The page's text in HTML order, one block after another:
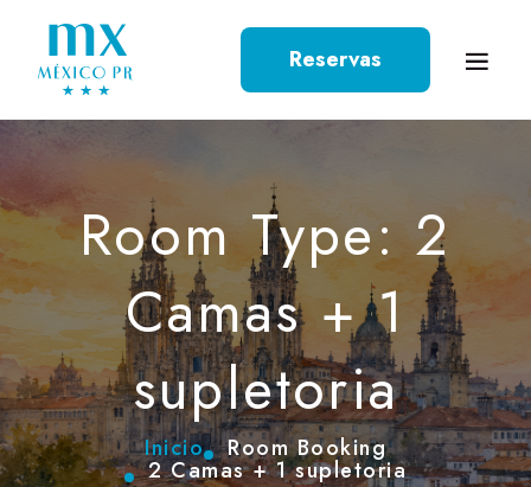
Reservas
Room Type: 2
Camas + 1
supletoria
Inicio Room Booking
2 Camas + 1 supletoria